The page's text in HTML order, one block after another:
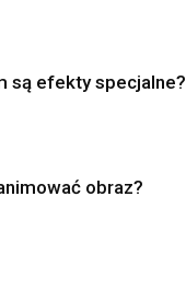
są efekty specjalne?
obraz?